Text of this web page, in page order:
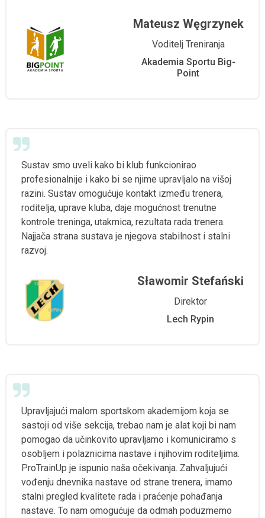
Mateusz Węgrzynek
Voditelj Treniranja
Akademia Sportu Big-
Point
Sustav smo uveli kako bi klub funkcionirao
profesionalnije i kako bi se njime upravljalo na višoj
razini. Sustav omogućuje kontakt između trenera,
roditelja, uprave kluba, daje mogućnost trenutne
kontrole treninga, utakmica, rezultata rada trenera.
Najjača strana sustava je njegova stabilnost i stalni
razvoj.
Sławomir Stefański
Direktor
Lech Rypin
Upravljajući malom sportskom akademijom koja se
sastoji od više sekcija, trebao nam je alat koji bi nam
pomogao da učinkovito upravljamo i komuniciramo s
osobljem i polaznicima nastave i njihovim roditeljima.
ProTrainUp je ispunio naša očekivanja. Zahvaljujući
vođenju dnevnika nastave od strane trenera, imamo
stalni pregled kvalitete rada i praćenje pohađanja
nastave. To nam omogućuje da odmah poduzmemo